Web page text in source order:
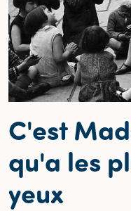
C'est
qu'a les
yeux